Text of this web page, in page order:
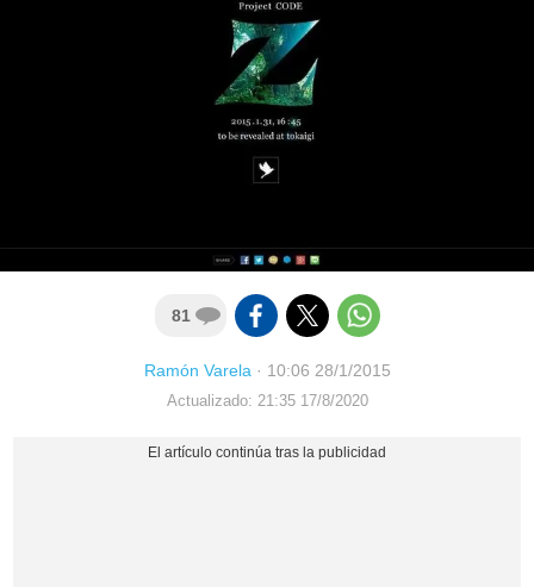
81
Ramón Varela· 10:06 28/1/2015
Actualizado: 21:35 17/8/2020